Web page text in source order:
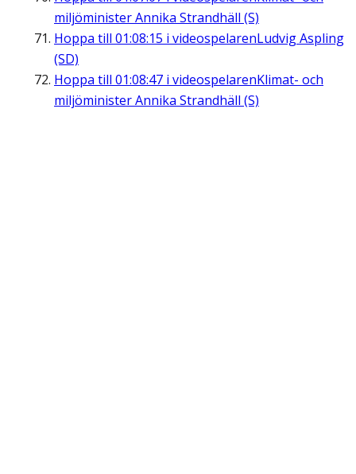
miljöminister Annika Strandhäll (S)
Hoppa till 01:08:15 i videospelarenLudvig Aspling
(SD)
Hoppa till 01:08:47 i videospelarenKlimat- och
miljöminister Annika Strandhäll (S)